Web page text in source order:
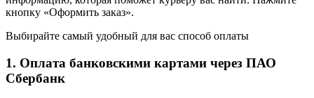
кнопку «Оформить заказ».
Выбирайте самый удобный для вас способ оплаты
1. Оплата банковскими картами через ПАО
Сбербанк